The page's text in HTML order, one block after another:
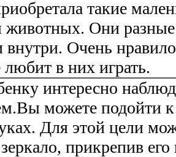
такие
животных. Они
внутри. Очень
в них играть.
интересно
можете подойти к
Для этой цели
прикрепив его